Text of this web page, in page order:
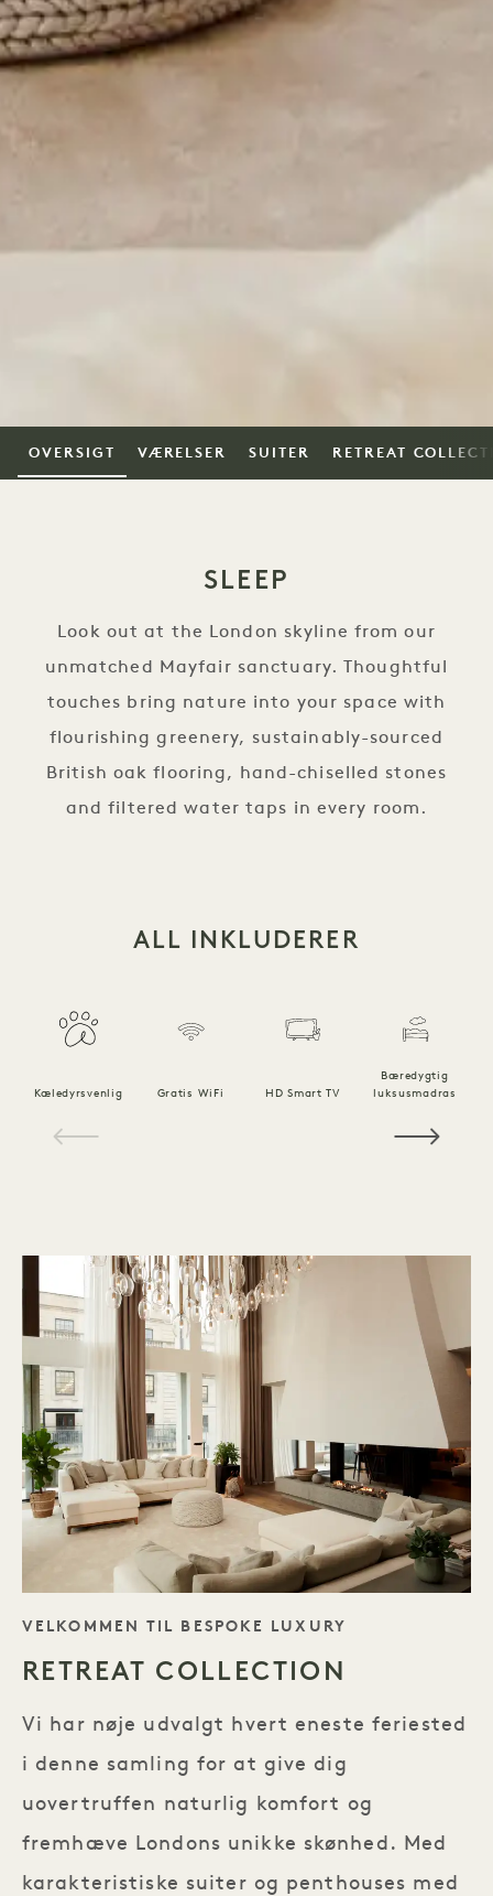
OVERSIGT VÆRELSER SUITER RETREAT
SLEEP
Look out at the London skyline from our
unmatched Mayfair sanctuary. Thoughtful
touches bring nature into your space with
flourishing greenery, sustainably-sourced
British oak flooring, hand-chiselled stones
and filtered water taps in every room.
ALL INKLUDERER
Kæledyrsvenlig Gratis WiFi HD Smart TV
Bæredygtig
luksusmadras
TAGLINE
VELKOMMEN TIL BESPOKE LUXURY
RETREAT COLLECTION
Vi har nøje udvalgt hvert eneste feriested
i denne samling for at give dig
uovertruffen naturlig komfort og
fremhæve Londons unikke skønhed. Med
karakteristiske suiter og penthouses med